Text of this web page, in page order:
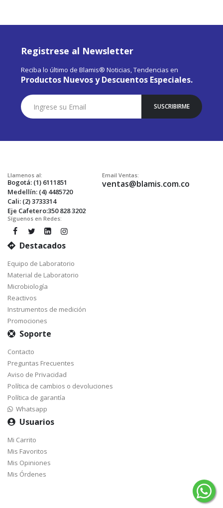
Registrese al Newsletter
Reciba lo último de Blamis® Noticias, Tendencias en
Productos Nuevos y Descuentos Especiales.
Suscríbase
a
Nuestro
SUSCRIBIRME
Llamenos al:
Bogotá: (1) 6111851
Medellín: (4) 4485720
Cali: (2) 3733314
Eje Cafetero:350 828 3202
Email Ventas:
ventas@blamis.com.co
Síguenos en Redes:
Destacados
Equipo de Laboratorio
Material de Laboratorio
Microbiología
Reactivos
Instrumentos de medición
Promociones
Soporte
Contacto
Preguntas Frecuentes
Aviso de Privacidad
Política de cambios o devoluciones
Política de garantía
Whatsapp
Usuarios
Mi Carrito
Mis Favoritos
Mis Opiniones
Mis Órdenes